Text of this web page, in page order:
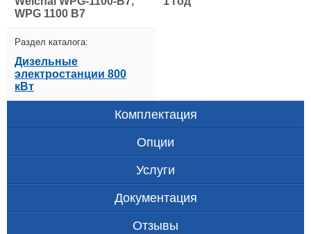
WPG 1100 B7
Раздел каталога:
Дизельные
электростанции 800
кВт
Комплектация
Опции
Услуги
Документация
Отзывы